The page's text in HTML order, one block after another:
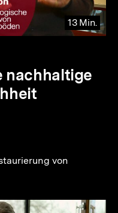
13 Min.
nachhaltige
von